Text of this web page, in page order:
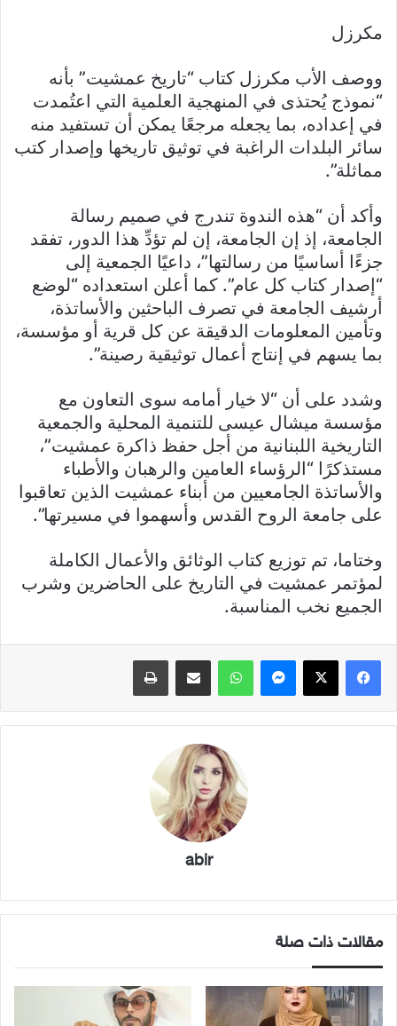
مكرزل
ووصف الأب مكرزل كتاب “تاريخ عمشيت” بأنه
“نموذج يُحتذى في المنهجية العلمية التي اعتُمدت
في إعداده، بما يجعله مرجعًا يمكن أن تستفيد منه
سائر البلدات الراغبة في توثيق تاريخها وإصدار كتب
مماثلة”.
وأكد أن “هذه الندوة تندرج في صميم رسالة
الجامعة، إذ إن الجامعة، إن لم تؤدِّ هذا الدور، تفقد
جزءًا أساسيًا من رسالتها”، داعيًا الجمعية إلى
“إصدار كتاب كل عام”. كما أعلن استعداده “لوضع
أرشيف الجامعة في تصرف الباحثين والأساتذة،
وتأمين المعلومات الدقيقة عن كل قرية أو مؤسسة،
بما يسهم في إنتاج أعمال توثيقية رصينة”.
وشدد على أن “لا خيار أمامه سوى التعاون مع
مؤسسة ميشال عيسى للتنمية المحلية والجمعية
التاريخية اللبنانية من أجل حفظ ذاكرة عمشيت”،
مستذكرًا “الرؤساء العامين والرهبان والأطباء
والأساتذة الجامعيين من أبناء عمشيت الذين تعاقبوا
على جامعة الروح القدس وأسهموا في مسيرتها”.
وختاما، تم توزيع كتاب الوثائق والأعمال الكاملة
لمؤتمر عمشيت في التاريخ على الحاضرين وشرب
الجميع نخب المناسبة.
فيسبوك X ماسنجر واتساب مشاركة عبر البريد طباعة
abir
مقالات ذات صلة